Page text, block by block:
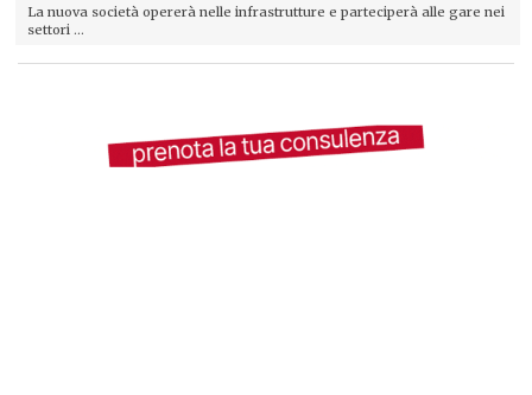
La nuova società opererà nelle infrastrutture e parteciperà alle gare nei
settori ...